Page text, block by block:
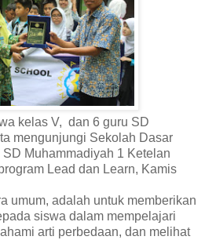
kelas V, dan 6 guru SD
mengunjungi Sekolah Dasar
Muhammadiyah 1 Ketelan
Lead dan Learn, Kamis
umum, adalah untuk memberikan
siswa dalam mempelajari
arti perbedaan, dan melihat